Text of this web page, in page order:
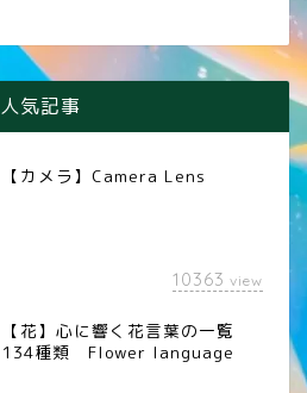
人気記事
【カメラ】Camera Lens
10363 view
【花】心に響く花言葉の一覧
134種類 Flower language